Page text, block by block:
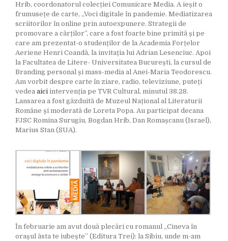
Hrib, coordonatorul colecției Comunicare Media. A ieșit o
frumusețe de carte, „Voci digitale în pandemie. Mediatizarea
scriitorilor în online prin autoexpunere. Strategii de
promovare a cărților”, care a fost foarte bine primită și pe
care am prezentat-o studenților de la Academia Forțelor
Aeriene Henri Coandă, la invitația lui Adrian Lesenciuc. Apoi
la Facultatea de Litere- Universitatea București, la cursul de
Branding personal și mass-media al Anei-Maria Teodorescu.
Am vorbit despre carte în ziare, radio, televiziune, puteți
vedea aici intervenția pe TVR Cultural, minutul 38.28.
Lansarea a fost găzduită de Muzeul Național al Literaturii
Române și moderată de Loreta Popa. Au participat decana
FJSC Romina Surugiu, Bogdan Hrib, Dan Romașcanu (Israel),
Marius Stan (SUA).
În februarie am avut două plecări cu romanul „Cineva în
orașul ăsta te iubește” (Editura Trei): la Sibiu, unde m-am